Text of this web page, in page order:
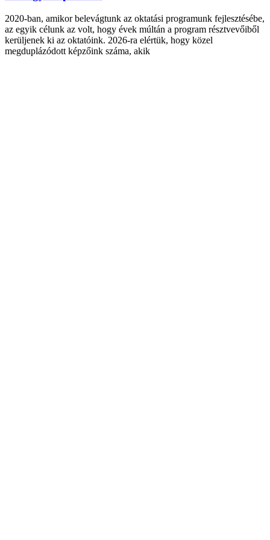
2020-ban, amikor belevágtunk az oktatási programunk fejlesztésébe,
az egyik célunk az volt, hogy évek múltán a program résztvevőiből
kerüljenek ki az oktatóink. 2026-ra elértük, hogy közel
megduplázódott képzőink száma, akik